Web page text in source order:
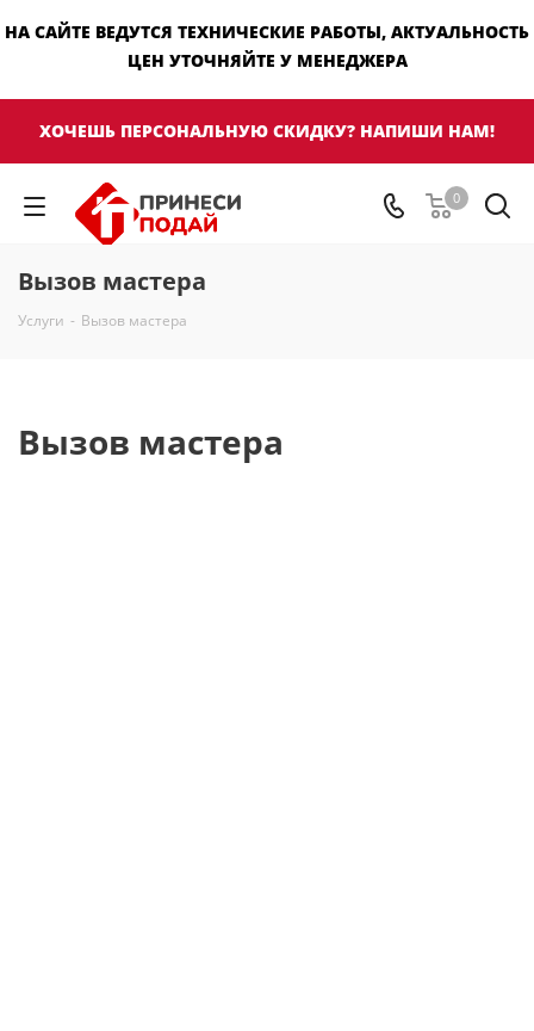
НА САЙТЕ ВЕДУТСЯ ТЕХНИЧЕСКИЕ РАБОТЫ, АКТУАЛЬНОСТЬ
ЦЕН УТОЧНЯЙТЕ У МЕНЕДЖЕРА
ХОЧЕШЬ ПЕРСОНАЛЬНУЮ СКИДКУ? НАПИШИ НАМ!
0
Вызов мастера
Услуги - Вызов мастера
Вызов мастера